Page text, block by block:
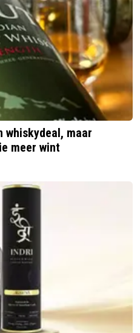
whiskydeal, maar
meer wint